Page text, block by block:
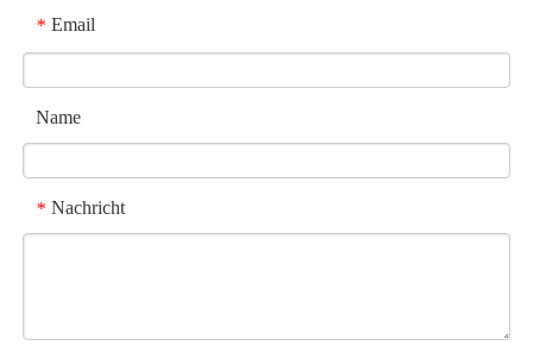
* Email
Name
* Nachricht